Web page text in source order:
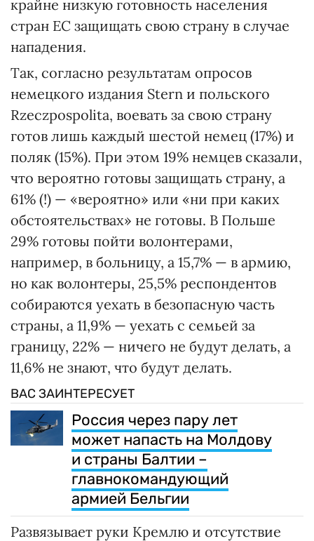
крайне низкую готовность населения
стран ЕС защищать свою страну в случае
нападения.
Так, согласно результатам опросов
немецкого издания Stern и польского
Rzeczpospolita, воевать за свою страну
готов лишь каждый шестой немец (17%) и
поляк (15%). При этом 19% немцев сказали,
что вероятно готовы защищать страну, а
61% (!) — «вероятно» или «ни при каких
обстоятельствах» не готовы. В Польше
29% готовы пойти волонтерами,
например, в больницу, а 15,7% — в армию,
но как волонтеры, 25,5% респондентов
собираются уехать в безопасную часть
страны, а 11,9% — уехать с семьей за
границу, 22% — ничего не будут делать, а
11,6% не знают, что будут делать.
ВАС ЗАИНТЕРЕСУЕТ
Россия через пару лет
может напасть на Молдову
и страны Балтии –
главнокомандующий
армией Бельгии
Развязывает руки Кремлю и отсутствие